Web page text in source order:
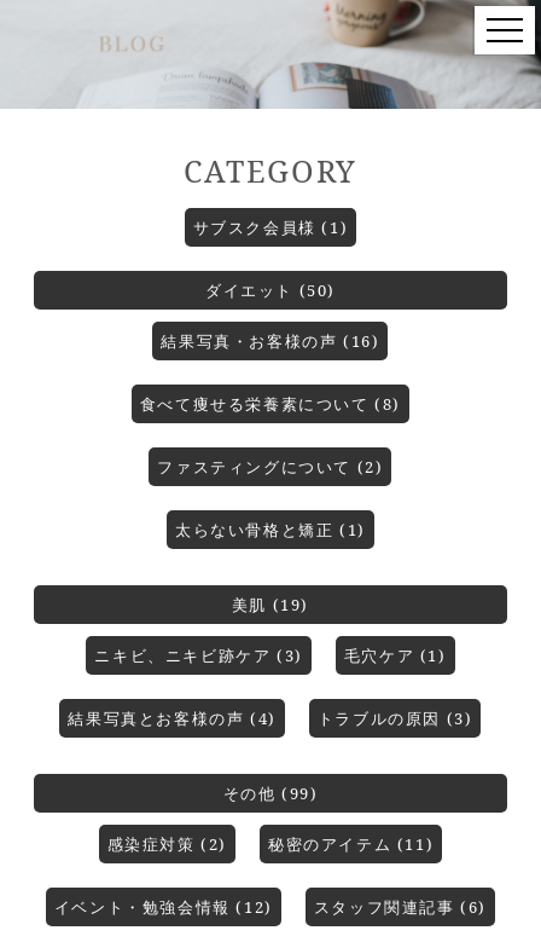
CATEGORY
サブスク会員様 (1)
ダイエット (50)
結果写真・お客様の声 (16)
食べて痩せる栄養素について (8)
ファスティングについて (2)
太らない骨格と矯正 (1)
美肌 (19)
ニキビ、ニキビ跡ケア (3) 毛穴ケア (1)
結果写真とお客様の声 (4) トラブルの原因 (3)
その他 (99)
感染症対策 (2) 秘密のアイテム (11)
イベント・勉強会情報 (12) スタッフ関連記事 (6)